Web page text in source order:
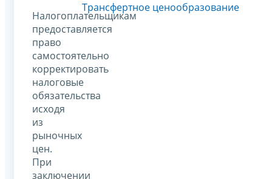
Налогоплательщикам
предоставляется
право
самостоятельно
корректировать
налоговые
обязательства
исходя
из
рыночных
цен.
При
заключении
Трансфертное ценообразование